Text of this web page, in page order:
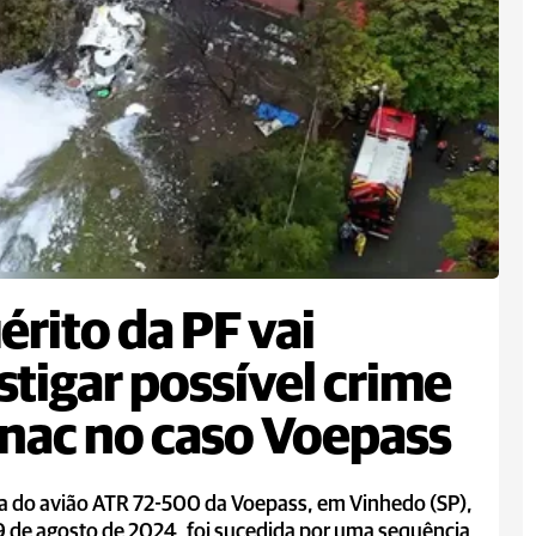
da PF vai
possível crime
no caso Voepass
do avião ATR 72-500 da Voepass, em Vinhedo (SP),